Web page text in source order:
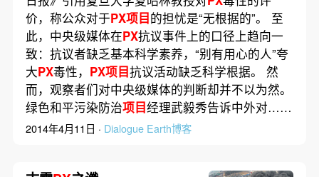
价，称公众对于PX项目的担忧是“无根据的”。 至
此，中央级媒体在PX抗议事件上的口径上趋向一
致：抗议者缺乏基本科学素养，“别有用心的人”夸
大PX毒性， PX项目抗议活动缺乏科学根据。 然
而，观察者们对中央级媒体的判断却并不以为然。
绿色和平污染防治项目经理武毅秀告诉中外对……
2014年4月11日 · Dialogue Earth博客